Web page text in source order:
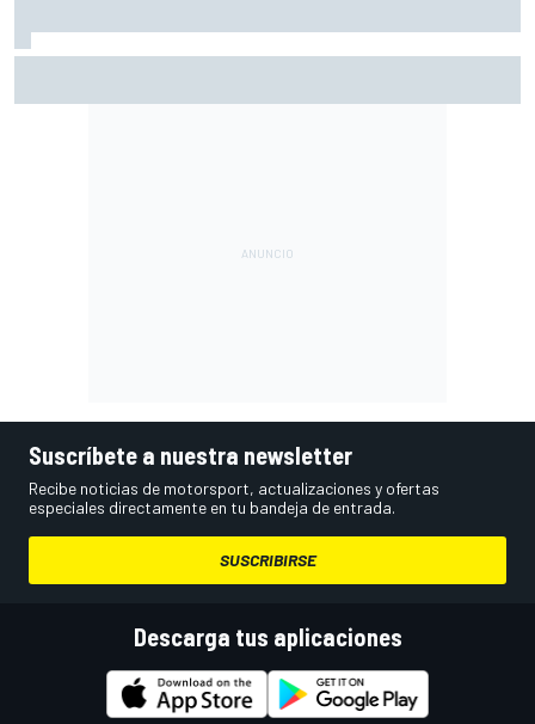
Suscríbete a nuestra newsletter
Recibe noticias de motorsport, actualizaciones y ofertas
especiales directamente en tu bandeja de entrada.
SUSCRIBIRSE
Descarga tus aplicaciones